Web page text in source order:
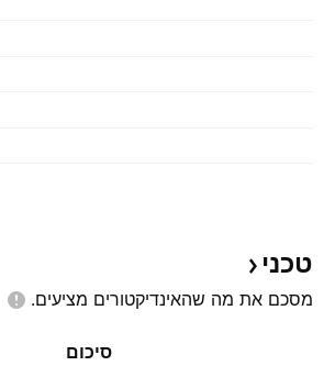
טכני
מסכם את מה שהאינדיקטורים מציעים.
סיכום